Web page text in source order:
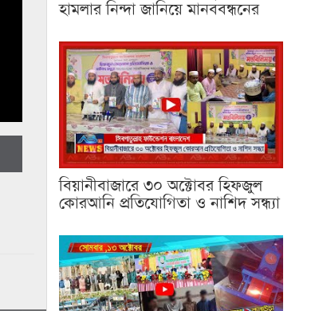
হামলার নিন্দা জানিয়ে মানববন্ধনের
বিয়ানীবাজারে ৩০ অক্টোবর হিফজুল
কোরআনি প্রতিযোগিতা ও নাশিদ সন্ধ্যা